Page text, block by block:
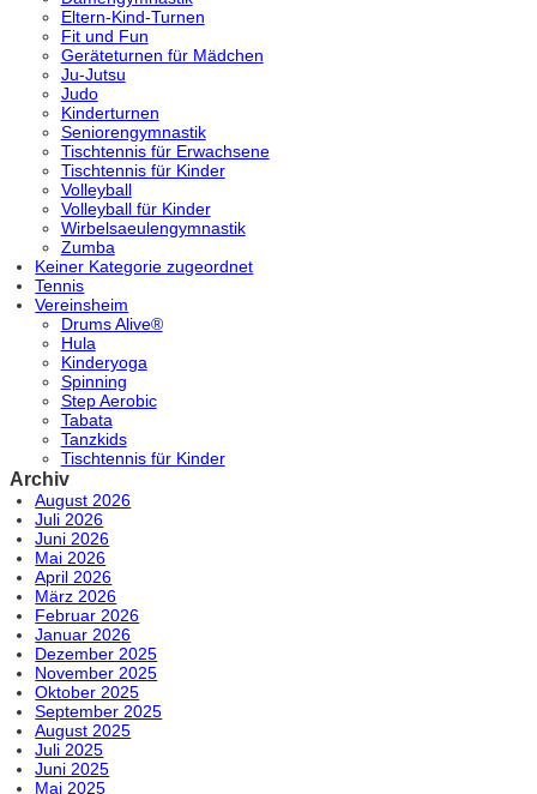
Eltern-Kind-Turnen
Fit und Fun
Geräteturnen für Mädchen
Ju-Jutsu
Judo
Kinderturnen
Seniorengymnastik
Tischtennis für Erwachsene
Tischtennis für Kinder
Volleyball
Volleyball für Kinder
Wirbelsaeulengymnastik
Zumba
Keiner Kategorie zugeordnet
Tennis
Vereinsheim
Drums Alive®
Hula
Kinderyoga
Spinning
Step Aerobic
Tabata
Tanzkids
Tischtennis für Kinder
Archiv
August 2026
Juli 2026
Juni 2026
Mai 2026
April 2026
März 2026
Februar 2026
Januar 2026
Dezember 2025
November 2025
Oktober 2025
September 2025
August 2025
Juli 2025
Juni 2025
Mai 2025